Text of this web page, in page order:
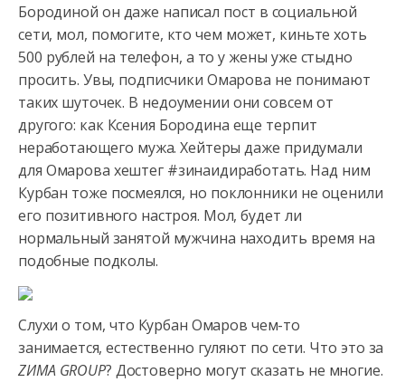
Бородиной он даже написал пост в социальной
сети, мол, помогите, кто чем может, киньте хоть
500 рублей на телефон, а то у жены уже стыдно
просить. Увы, подписчики Омарова не понимают
таких шуточек. В недоумении они совсем от
другого: как Ксения Бородина еще терпит
неработающего мужа. Хейтеры даже придумали
для Омарова хештег #зинаидиработать. Над ним
Курбан тоже посмеялся, но поклонники не оценили
его позитивного настроя. Мол, будет ли
нормальный занятой мужчина находить время на
подобные подколы.
Слухи о том, что Курбан Омаров чем-то
занимается, естественно гуляют по сети. Что это за
ZИМА GROUP? Достоверно могут сказать не многие.